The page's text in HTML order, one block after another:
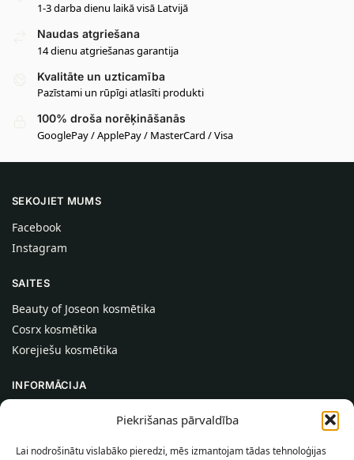
Piekrišanas pārvaldība
Lai nodrošinātu vislabāko pieredzi, mēs izmantojam tādas tehnoloģijas
1-3 darba dienu laikā visā Latvijā
Naudas atgriešana
14 dienu atgriešanas garantija
Kvalitāte un uzticamība
Pazīstami un rūpīgi atlasīti produkti
100% droša norēķināšanās
GooglePay / ApplePay / MasterCard / Visa
SEKOJIET MUMS
Facebook
Instagram
SAITES
Beauty of Joseon kosmētika
Cosrx kosmētika
Korejiešu kosmētika
INFORMĀCIJA
Palīdzība